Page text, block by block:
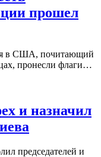
прошел
в США, почитающий
пронесли флаги…
и назначил
председателей и